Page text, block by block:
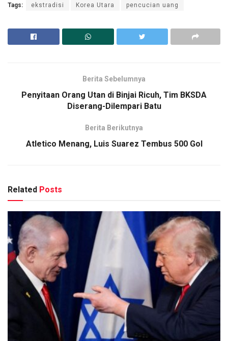
Tags: ekstradisi Korea Utara pencucian uang
Berita Sebelumnya
Penyitaan Orang Utan di Binjai Ricuh, Tim BKSDA
Diserang-Dilempari Batu
Berita Berikutnya
Atletico Menang, Luis Suarez Tembus 500 Gol
Related Posts